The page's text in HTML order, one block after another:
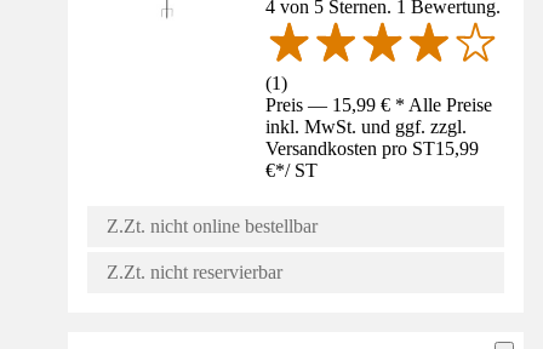
4 von 5 Sternen. 1 Bewertung.
(1)
Preis — 15,99 € * Alle Preise
inkl. MwSt. und ggf. zzgl.
Versandkosten pro ST15,99
€*/ ST
Z.Zt. nicht online bestellbar
Z.Zt. nicht reservierbar